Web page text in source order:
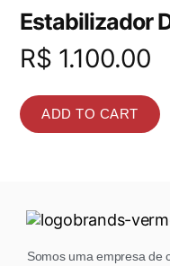
Estabilizador
R$ 1.100.00
ADD TO CART
Somos uma empresa de